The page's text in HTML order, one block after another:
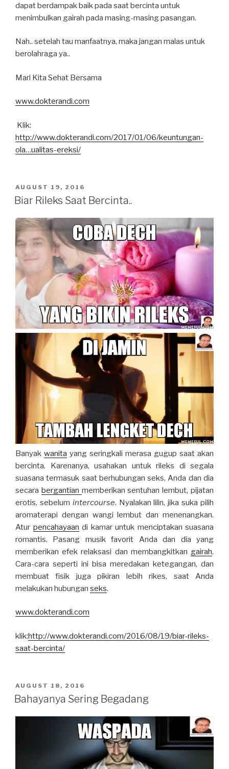
dapat berdampak baik pada saat bercinta untuk
menimbulkan gairah pada masing-masing pasangan.
Nah.. setelah tau manfaatnya, maka jangan malas untuk
berolahraga ya..
Mari Kita Sehat Bersama
www.dokterandi.com
Klik:
http://www.dokterandi.com/2017/01/06/keuntungan-
ola…ualitas-ereksi/
POSTED
ON
AUGUST 19, 2016
Biar Rileks Saat Bercinta..
Banyak wanita yang seringkali merasa gugup saat akan
bercinta. Karenanya, usahakan untuk rileks di segala
suasana termasuk saat berhubungan seks, Anda dan dia
secara bergantian memberikan sentuhan lembut, pijatan
erotis, sebelum intercourse. Nyalakan lilin, jika suka pilih
aromaterapi dengan wangi lembut dan menenangkan.
Atur pencahayaan di kamar untuk menciptakan suasana
romantis. Pasang musik favorit Anda dan dia yang
memberikan efek relaksasi dan membangkitkan gairah.
Cara-cara seperti ini bisa meredakan ketegangan, dan
membuat fisik juga pikiran lebih rikes, saat Anda
melakukan hubungan seks.
www.dokterandi.com
klik:http://www.dokterandi.com/2016/08/19/biar-rileks-
saat-bercinta/
POSTED
ON
AUGUST 18, 2016
Bahayanya Sering Begadang